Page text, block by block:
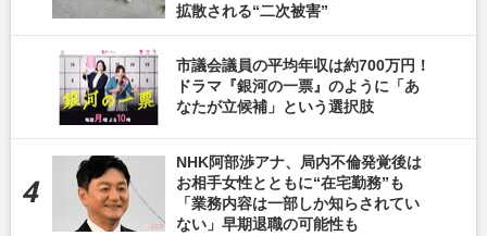
拡散される“二次被害”
市議会議員の平均年収は約700万円！
ドラマ『銀河の一票』のように「あ
なたが立候補」という選択肢
NHK阿部渉アナ、局内不倫発覚後は
お相手女性とともに“在宅勤務”も
「業務内容は一部しか知らされてい
ない」早期退職の可能性も